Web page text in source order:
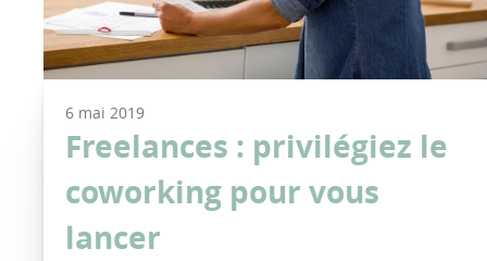
6 mai 2019
Freelances : privilégiez le
coworking pour vous
lancer